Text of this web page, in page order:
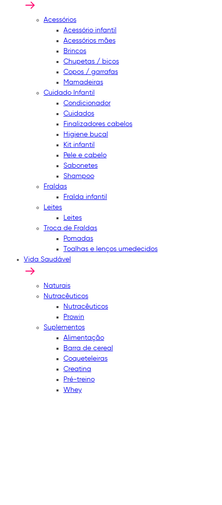
Acessórios
Acessório infantil
Acessórios mães
Brincos
Chupetas / bicos
Copos / garrafas
Mamadeiras
Cuidado Infantil
Condicionador
Cuidados
Finalizadores cabelos
Higiene bucal
Kit infantil
Pele e cabelo
Sabonetes
Shampoo
Fraldas
Fralda infantil
Leites
Leites
Troca de Fraldas
Pomadas
Toalhas e lenços umedecidos
Vida Saudável
Naturais
Nutracêuticos
Nutracêuticos
Prowin
Suplementos
Alimentação
Barra de cereal
Coqueteleiras
Creatina
Pré-treino
Whey